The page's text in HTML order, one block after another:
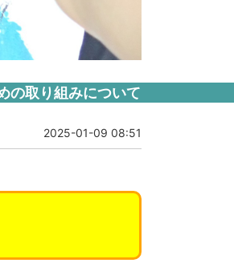
の取り組みについて
2025-01-09 08:51